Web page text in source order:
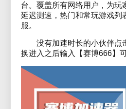
台。覆盖所有网络用户，为玩
延迟测速，热门和常玩游戏列
服。
没有加速时长的小伙伴点
换进入之后输入【赛博666】